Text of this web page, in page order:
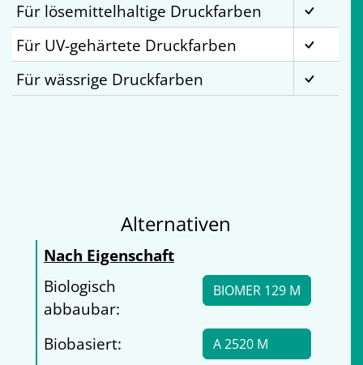
Für lösemittelhaltige Druckfarben
Für UV-gehärtete Druckfarben
Für wässrige Druckfarben
Alternativen
Nach Eigenschaft
Biologisch
abbaubar:
BIOMER 129 M
Biobasiert: A 2520 M